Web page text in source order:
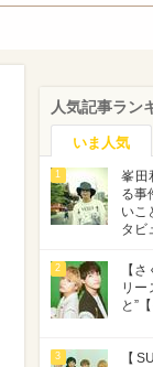
人気記事ラン
いま人気
1
峯田
る事
いこ
タビ
2
【
リー
と”
3
【